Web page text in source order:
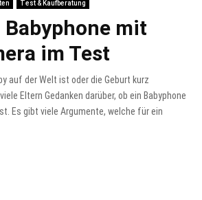
Test & Kaufberatung
Babyphone mit
im Test
auf der Welt ist oder die Geburt kurz
Eltern Gedanken darüber, ob ein Babyphone
Es gibt viele Argumente, welche für ein